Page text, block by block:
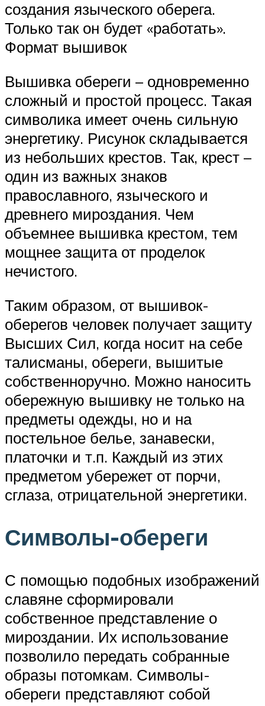
создания языческого оберега.
Только так он будет «работать».
Формат вышивок
Вышивка обереги – одновременно
сложный и простой процесс. Такая
символика имеет очень сильную
энергетику. Рисунок складывается
из небольших крестов. Так, крест –
один из важных знаков
православного, языческого и
древнего мироздания. Чем
объемнее вышивка крестом, тем
мощнее защита от проделок
нечистого.
Таким образом, от вышивок-
оберегов человек получает защиту
Высших Сил, когда носит на себе
талисманы, обереги, вышитые
собственноручно. Можно наносить
обережную вышивку не только на
предметы одежды, но и на
постельное белье, занавески,
платочки и т.п. Каждый из этих
предметом убережет от порчи,
сглаза, отрицательной энергетики.
Символы-обереги
С помощью подобных изображений
славяне сформировали
собственное представление о
мироздании. Их использование
позволило передать собранные
образы потомкам. Символы-
обереги представляют собой